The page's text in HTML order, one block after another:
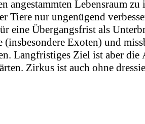
angestammten Lebensraum
Tiere nur ungenügend
eine Übergangsfrist als
Exoten) und
Langfristiges Ziel ist aber die
Zirkus ist auch ohne